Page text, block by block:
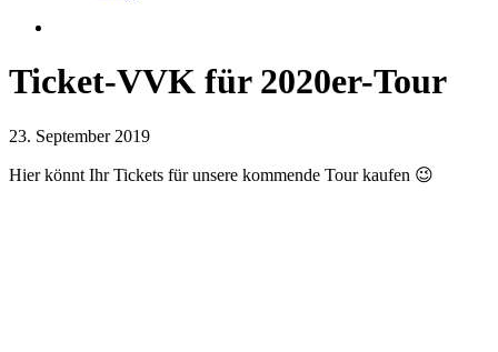
Ticket-VVK für 2020er-Tour
23. September 2019
Hier könnt Ihr Tickets für unsere kommende Tour kaufen 😉